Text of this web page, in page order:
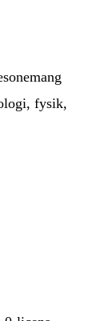
fysik,